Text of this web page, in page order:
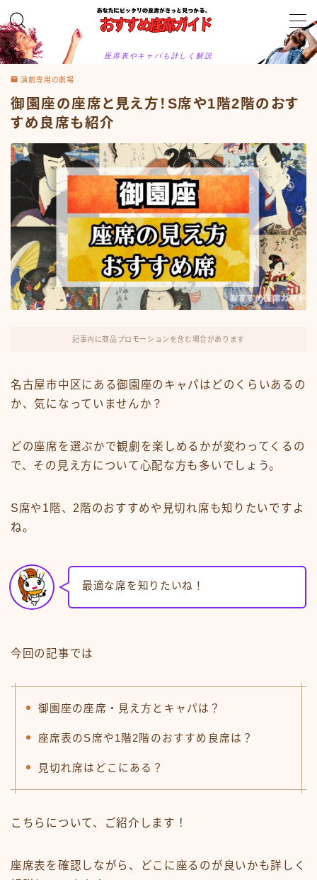
座席表やキャパも詳しく解説
MENU
お問合せ
カテゴリー
サイトマップ
トップページ
プロフィール
メディアコンテンツポリシー
運営者情報
演劇専用の劇場
御園座の座席と見え方！S席や1階2階のおす
すめ良席も紹介
記事内に商品プロモーションを含む場合があります
名古屋市中区にある御園座のキャパはどのくらいあるの
か、気になっていませんか？
どの座席を選ぶかで観劇を楽しめるかが変わってくるの
で、その見え方について心配な方も多いでしょう。
S席や1階、2階のおすすめや見切れ席も知りたいですよ
ね。
最適な席を知りたいね！
今回の記事では
御園座の座席・見え方とキャパは？
座席表のS席や1階2階のおすすめ良席は？
見切れ席はどこにある？
こちらについて、ご紹介します！
座席表を確認しながら、どこに座るのが良いかも詳しく